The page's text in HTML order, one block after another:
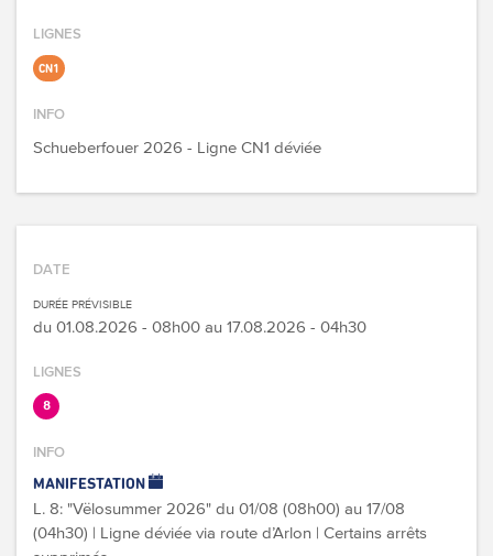
LIGNES
CN1
INFO
Schueberfouer 2026 - Ligne CN1 déviée
DATE
DURÉE PRÉVISIBLE
du 01.08.2026 - 08h00 au 17.08.2026 - 04h30
LIGNES
8
INFO
MANIFESTATION
L. 8: "Vëlosummer 2026" du 01/08 (08h00) au 17/08
(04h30) | Ligne déviée via route d’Arlon | Certains arrêts